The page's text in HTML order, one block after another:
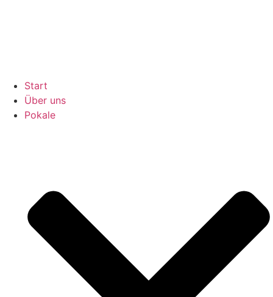
Start
Über uns
Pokale